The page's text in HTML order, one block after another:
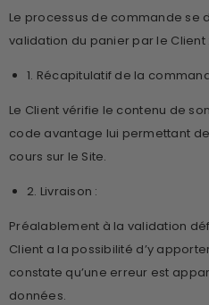
Le processus de commande se
validation du panier par le Client :
1. Récapitulatif de la
Le Client vérifie le contenu de
code avantage lui permettant
cours sur le Site.
2. Livraison :
Préalablement à la validation
Client a la possibilité d’y
constate qu’une erreur est
données.